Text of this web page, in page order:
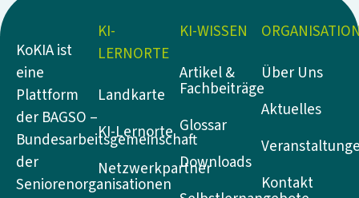
KoKIA ist
eine
Plattform
der BAGSO –
Bundesarbeitsgemeinschaft
der
Seniorenorganisationen
KI-
LERNORTE
Landkarte
KI-Lernorte
Netzwerkpartner
KI-WISSEN
Artikel &
Fachbeiträge
Glossar
Downloads
Über Uns
Aktuelles
Kontakt